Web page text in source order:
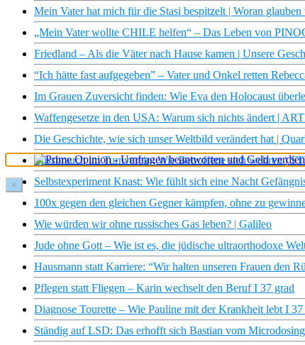
Mein Vater hat mich für die Stasi bespitzelt | Woran
„Mein Vater wollte CHILE helfen“ – Das Leben von
Friedland – Als die Väter nach Hause kamen | Unsere
“Ich hätte fast aufgegeben” – Vater und Onkel retten
Im Grauen Zuversicht finden: Wie Eva den Holocaust
Waffengesetze in den USA: Warum sich nichts ändert |
Die Geschichte, wie sich unser Weltbild verändert hat |
Missbrauch im Turnverein: Wie Betroffene sich wehren |
Selbstexperiment Knast: Wie fühlt sich eine Nacht
100x gegen den gleichen Gegner kämpfen, ohne zu
Wie würden wir ohne russisches Gas leben? | Galileo
Jude ohne Gott – Wie ist es, die jüdische ultraorthodoxe
Hausmann statt Karriere: “Wir halten unseren Frauen den
Pflegen statt Fliegen – Karin wechselt den Beruf I 37 grad
Diagnose Tourette – Wie Pauline mit der Krankheit lebt I 37
Ständig auf LSD: Das erhofft sich Bastian vom
×